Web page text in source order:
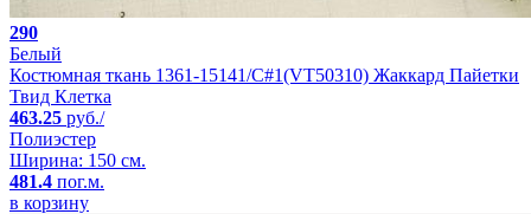
290
Белый
Костюмная ткань 1361-15141/C#1(VT50310) Жаккард Пайетки
Твид Клетка
463.25 руб./
Полиэстер
Ширина: 150 см.
481.4 пог.м.
в корзину